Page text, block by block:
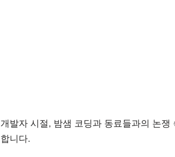
개발자 시절, 밤샘 코딩과 동료들과의 논
합니다.